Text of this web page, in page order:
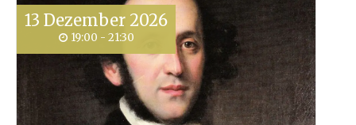
13 Dezember 2026
19:00 - 21:30